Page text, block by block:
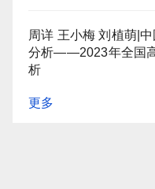
周详 王小梅 刘植萌|
分析——2023年全国
析
更多